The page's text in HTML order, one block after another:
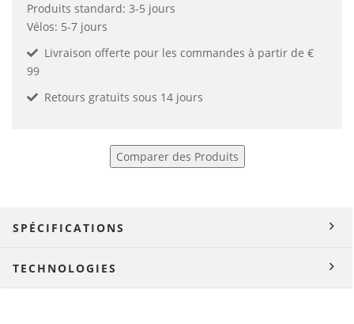
Produits standard: 3-5 jours
Vélos: 5-7 jours
Livraison offerte pour les commandes à partir de €
99
Retours gratuits sous 14 jours
Comparer des Produits
SPÉCIFICATIONS
TECHNOLOGIES